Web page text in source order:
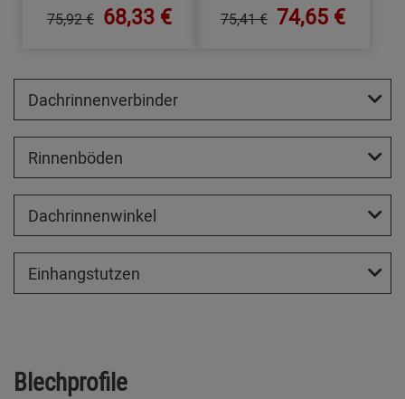
75,92 € 68,33 € 75,41 € 74,65 €
Dachrinnenverbinder
Rinnenböden
Dachrinnenwinkel
Einhangstutzen
Blechprofile